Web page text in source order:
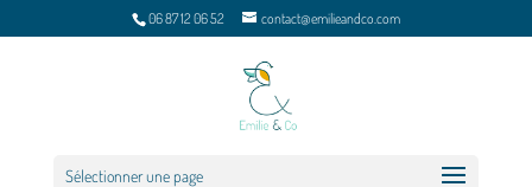
06 87 12 06 52 contact@emilieandco.com
Sélectionner une page